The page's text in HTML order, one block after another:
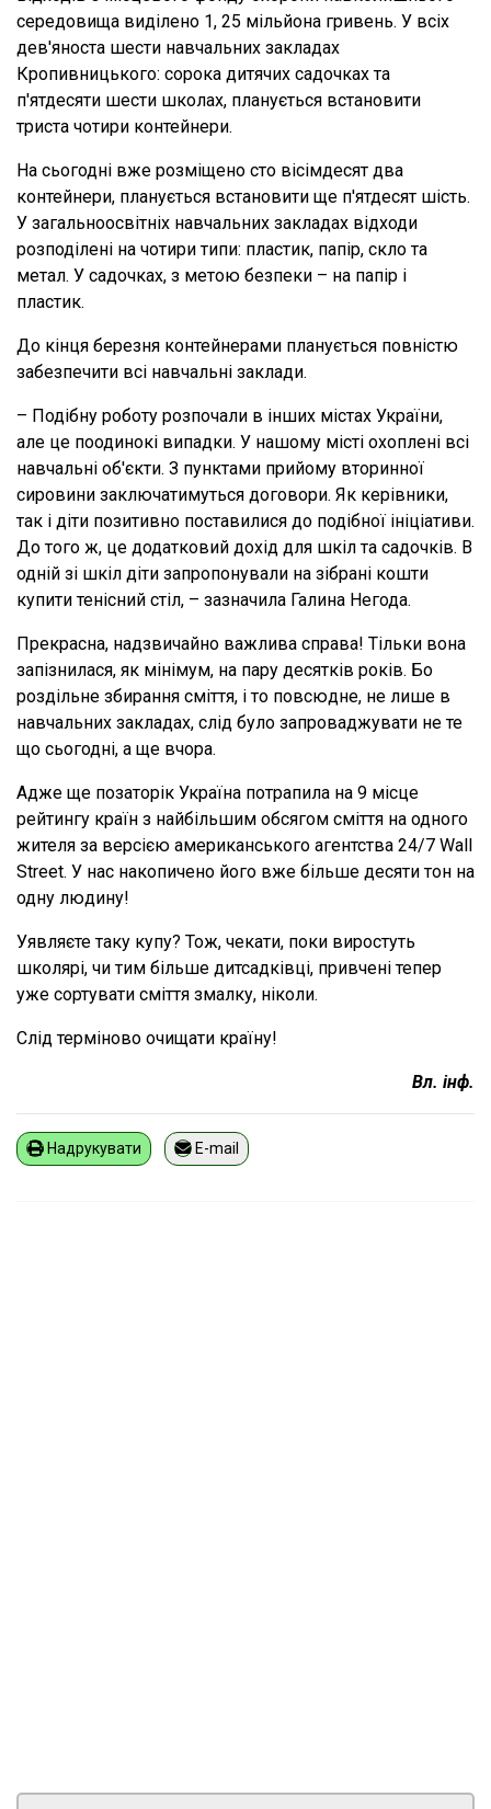
середовища виділено 1, 25 мільйона гривень. У всіх
дев'яноста шести навчальних закладах
Кропивницького: сорока дитячих садочках та
п'ятдесяти шести школах, планується встановити
триста чотири контейнери.
На сьогодні вже розміщено сто вісімдесят два
контейнери, планується встановити ще п'ятдесят шість.
У загальноосвітніх навчальних закладах відходи
розподілені на чотири типи: пластик, папір, скло та
метал. У садочках, з метою безпеки – на папір і
пластик.
До кінця березня контейнерами планується повністю
забезпечити всі навчальні заклади.
– Подібну роботу розпочали в інших містах України,
але це поодинокі випадки. У нашому місті охоплені всі
навчальні об'єкти. З пунктами прийому вторинної
сировини заключатимуться договори. Як керівники,
так і діти позитивно поставилися до подібної ініціативи.
До того ж, це додатковий дохід для шкіл та садочків. В
одній зі шкіл діти запропонували на зібрані кошти
купити тенісний стіл, – зазначила Галина Негода.
Прекрасна, надзвичайно важлива справа! Тільки вона
запізнилася, як мінімум, на пару десятків років. Бо
роздільне збирання сміття, і то повсюдне, не лише в
навчальних закладах, слід було запроваджувати не те
що сьогодні, а ще вчора.
Адже ще позаторік Україна потрапила на 9 місце
рейтингу країн з найбільшим обсягом сміття на одного
жителя за версією американського агентства 24/7 Wall
Street. У нас накопичено його вже більше десяти тон на
одну людину!
Уявляєте таку купу? Тож, чекати, поки виростуть
школярі, чи тим більше дитсадківці, привчені тепер
уже сортувати сміття змалку, ніколи.
Слід терміново очищати країну!
Вл. інф.
Надрукувати E-mail